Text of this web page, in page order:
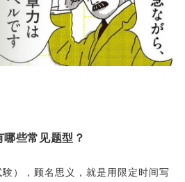
些常见题型？
），顾名思义，就是用限定时间写